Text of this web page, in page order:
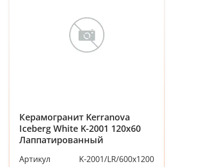
Керамогранит Kerranova
Iceberg White K-2001 120x60
Лаппатированный
Артикул
K-2001/LR/600x1200